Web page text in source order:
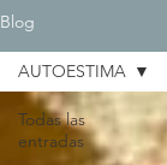
Blog
Todas las
entradas
AUTOESTIMA